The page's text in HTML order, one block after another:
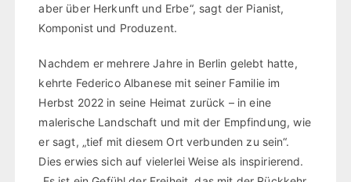
aber über Herkunft und Erbe“, sagt der Pianist,
Komponist und Produzent.
Nachdem er mehrere Jahre in Berlin gelebt hatte,
kehrte Federico Albanese mit seiner Familie im
Herbst 2022 in seine Heimat zurück – in eine
malerische Landschaft und mit der Empfindung, wie
er sagt, „tief mit diesem Ort verbunden zu sein“.
Dies erwies sich auf vielerlei Weise als inspirierend.